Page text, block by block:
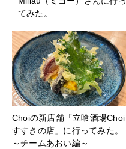
てみた。
Choiの新店舗「立喰酒場Choi
すすきの店」に行ってみた。
～チームあおい編～